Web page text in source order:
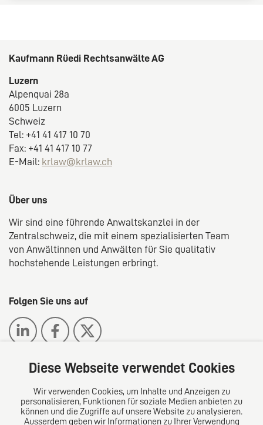
Kaufmann Rüedi Rechtsanwälte AG
Luzern
Alpenquai 28a
6005 Luzern
Schweiz
Tel: +41 41 417 10 70
Fax: +41 41 417 10 77
E-Mail: krlaw@krlaw.ch
Über uns
Wir sind eine führende Anwaltskanzlei in der
Zentralschweiz, die mit einem spezialisierten Team
von Anwältinnen und Anwälten für Sie qualitativ
hochstehende Leistungen erbringt.
Folgen Sie uns auf
Das europäische Kanzlei-Netzwerk
Diese Webseite verwendet Cookies
Wir verwenden Cookies, um Inhalte und Anzeigen zu
personalisieren, Funktionen für soziale Medien anbieten zu
können und die Zugriffe auf unsere Website zu analysieren.
Ausserdem geben wir Informationen zu Ihrer Verwendung